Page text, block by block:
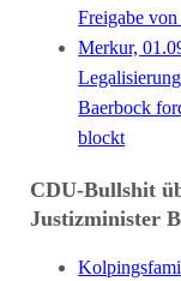
Freigabe
Merkur,
Baerbock
blockt
CDU-Bullshit
Justizminister